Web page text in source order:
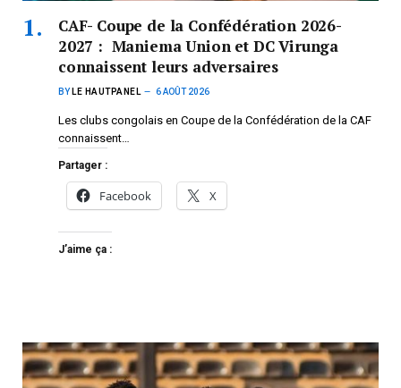
CAF- Coupe de la Confédération 2026-
2027 : Maniema Union et DC Virunga
connaissent leurs adversaires
BY LE HAUTPANEL 6 AOÛT 2026
Les clubs congolais en Coupe de la Confédération de la CAF
connaissent…
Partager :
Facebook X
J’aime ça :